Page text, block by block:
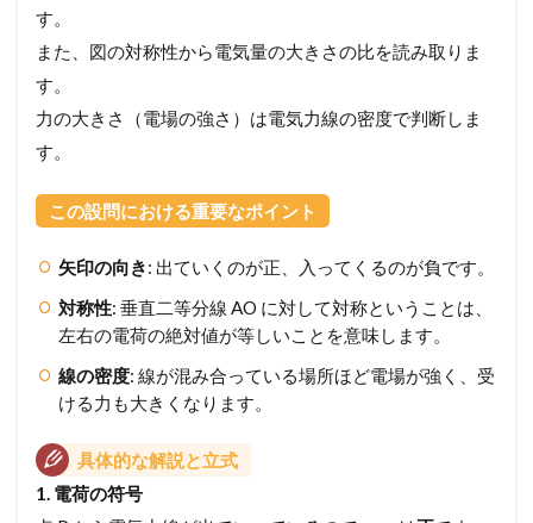
ら
プ
ま
で
底
ガ
イ
ド
2.2
【
ま
と
め
す。
また、図の対称性から電気量の大きさの比を読み取りま
す。
力の大きさ（電場の強さ）は電気力線の密度で判断しま
す。
この設問における重要なポイント
矢印の向き: 出ていくのが正、入ってくるのが負です。
対称性: 垂直二等分線 AO に対して対称ということは、
左右の電荷の絶対値が等しいことを意味します。
線の密度: 線が混み合っている場所ほど電場が強く、受
ける力も大きくなります。
具体的な解説と立式
1. 電荷の符号